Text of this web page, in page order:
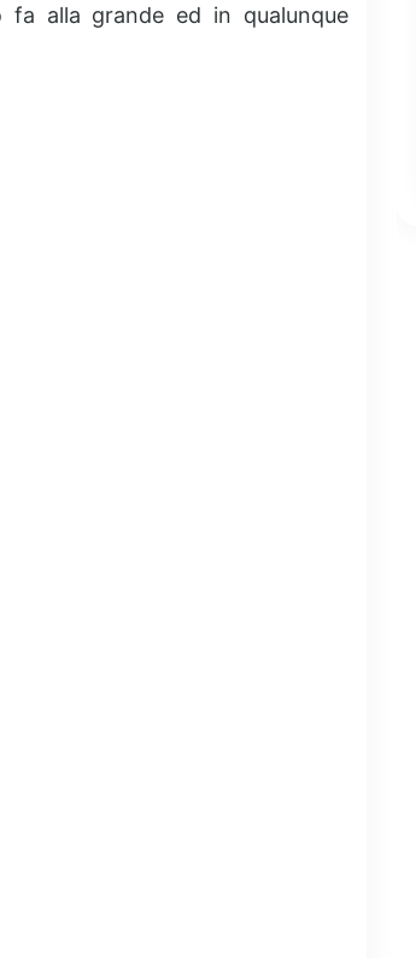
alla grande ed in qualunque